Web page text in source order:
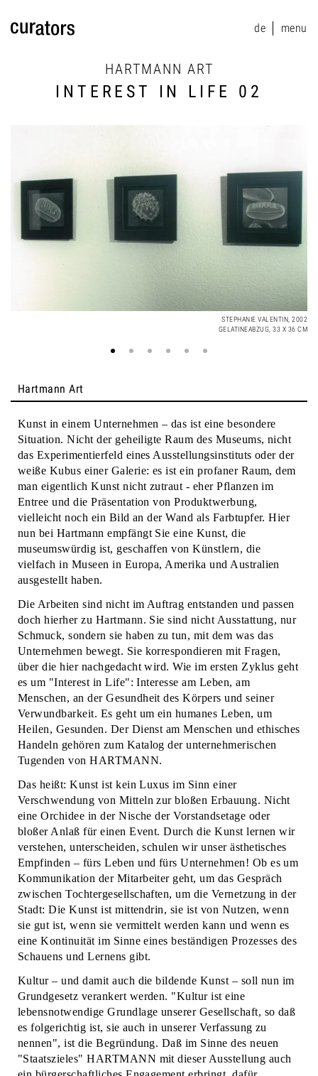
de
menu
HARTMANN ART
INTEREST IN LIFE 02
STEPHANIE VALENTIN, 2002
GELATINEABZUG, 33 X 36 CM
PIA STADTBÄUMER
ARME, 1995
PIA STADTBÄUMER
ARME, 1995
Hartmann Art
Kunst in einem Unternehmen – das ist eine besondere
Situation. Nicht der geheiligte Raum des Museums, nicht
das Experimentierfeld eines Ausstellungsinstituts oder der
weiße Kubus einer Galerie: es ist ein profaner Raum, dem
man eigentlich Kunst nicht zutraut - eher Pflanzen im
Entree und die Präsentation von Produktwerbung,
vielleicht noch ein Bild an der Wand als Farbtupfer. Hier
nun bei Hartmann empfängt Sie eine Kunst, die
museumswürdig ist, geschaffen von Künstlern, die
vielfach in Museen in Europa, Amerika und Australien
ausgestellt haben.
Die Arbeiten sind nicht im Auftrag entstanden und passen
doch hierher zu Hartmann. Sie sind nicht Ausstattung, nur
Schmuck, sondern sie haben zu tun, mit dem was das
Unternehmen bewegt. Sie korrespondieren mit Fragen,
über die hier nachgedacht wird. Wie im ersten Zyklus geht
es um "Interest in Life": Interesse am Leben, am
Menschen, an der Gesundheit des Körpers und seiner
Verwundbarkeit. Es geht um ein humanes Leben, um
Heilen, Gesunden. Der Dienst am Menschen und ethisches
Handeln gehören zum Katalog der unternehmerischen
Tugenden von HARTMANN.
Das heißt: Kunst ist kein Luxus im Sinn einer
Verschwendung von Mitteln zur bloßen Erbauung. Nicht
eine Orchidee in der Nische der Vorstandsetage oder
bloßer Anlaß für einen Event. Durch die Kunst lernen wir
verstehen, unterscheiden, schulen wir unser ästhetisches
Empfinden – fürs Leben und fürs Unternehmen! Ob es um
Kommunikation der Mitarbeiter geht, um das Gespräch
zwischen Tochtergesellschaften, um die Vernetzung in der
Stadt: Die Kunst ist mittendrin, sie ist von Nutzen, wenn
sie gut ist, wenn sie vermittelt werden kann und wenn es
eine Kontinuität im Sinne eines beständigen Prozesses des
Schauens und Lernens gibt.
Kultur – und damit auch die bildende Kunst – soll nun im
Grundgesetz verankert werden. "Kultur ist eine
lebensnotwendige Grundlage unserer Gesellschaft, so daß
es folgerichtig ist, sie auch in unserer Verfassung zu
nennen", ist die Begründung. Daß im Sinne des neuen
"Staatszieles" HARTMANN mit dieser Ausstellung auch